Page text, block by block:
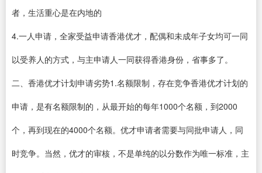
者，生活重心是在内地的
4.一人申请，全家受益申请香港优才，配偶和未成年子女均可一同
以受养人的方式，与主申请人一同获得香港身份，省事多了。
二、香港优才计划申请劣势1.名额限制，存在竞争香港优才计划的
申请，是有名额限制的，从最开始的每年1000个名额，到2000
个，再到现在的4000个名额。优才申请者需要与同批申请人，同
时竞争。当然，优才的审核，不是单纯的以分数作为唯一标准，主